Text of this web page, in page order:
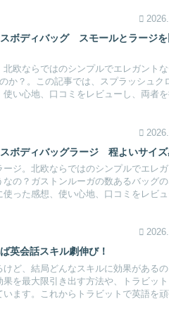
スボディバッグ スモールとラージ
欧ならではのシンプルでエレガント
か？。この記事では、スプラッシュク
い心地、口コミをレビューし、両者
ボディバッグラージ 程よいサイズ
ジ。北欧ならではのシンプルでエレ
の？ガストンルーガの数あるバッグ
った感想、使い心地、口コミをレビュ
英会話スキル劇伸び！
ど、結局どんなスキルに効果があるの
を最大限引き出す方法や、トラビット
ます。これからトラビットで英語を頑